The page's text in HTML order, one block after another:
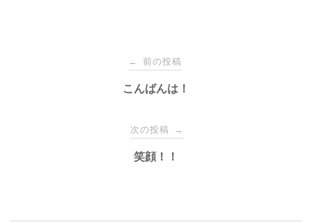
← 前の投稿
こんばんは！
次の投稿 →
笑顔！！